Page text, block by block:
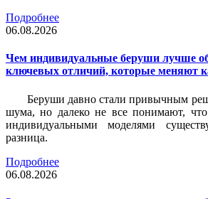
Подробнее
06.08.2026
Чем индивидуальные беруши лучше
ключевых отличий, которые меняют
Беруши давно стали привычным
шума, но далеко не все понимают,
индивидуальными моделями
разница.
Подробнее
06.08.2026